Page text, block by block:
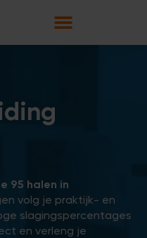
95 halen in
volg je praktijk- en
slagingspercentages
en verleng je